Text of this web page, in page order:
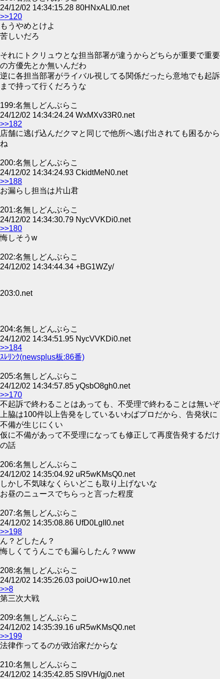
24/12/02 14:34:15.28 80HNxALI0.net
>>120
もうやめとけよ
苦しいだろ
それにトクリュウとな担当部署が違うからどちらが重要で重要
の方優先とか無いんだわ
逆に各担当部署がライバル視してる関係だったら意地でも起訴
まで持って行くだろうな
199:名無しどんぶらこ
24/12/02 14:34:24.24 WxMXv33R0.net
>>182
店舗に逃げ込んだクマと同じで他所へ逃げ出されても困るから
ね
200:名無しどんぶらこ
24/12/02 14:34:24.93 CkidtMeN0.net
>>188
お漏らし担当は片山君
201:名無しどんぶらこ
24/12/02 14:34:30.79 NycVVKDi0.net
>>180
悔しそうw
202:名無しどんぶらこ
24/12/02 14:34:44.34 +BG1WZy/
203:0.net
204:名無しどんぶらこ
24/12/02 14:34:51.95 NycVVKDi0.net
>>184
ｽﾚﾘﾝｸ(newsplus板:86番)
205:名無しどんぶらこ
24/12/02 14:34:57.85 yQsbO8gh0.net
>>170
不起訴で終わることはあっても、不受理で終わることは無いぞ
上脇は100件以上告発をしているいわばプロだから、告発状に
不備が生じにくい
仮に不備があって不受理になっても修正して再度告発するだけ
の話
206:名無しどんぶらこ
24/12/02 14:35:04.92 uR5wKMsQ0.net
しかし不気味なくらいどこも取り上げないな
お昼のニュースでちらっと言った程度
207:名無しどんぶらこ
24/12/02 14:35:08.86 UfD0LgII0.net
>>198
ん？どしたん？
悔しくてうんこでも漏らしたん？www
208:名無しどんぶらこ
24/12/02 14:35:26.03 poiUO+w10.net
>>8
第三次大戦
209:名無しどんぶらこ
24/12/02 14:35:39.16 uR5wKMsQ0.net
>>199
法律作ってるのが政治家だからな
210:名無しどんぶらこ
24/12/02 14:35:42.85 SI9VH/gj0.net